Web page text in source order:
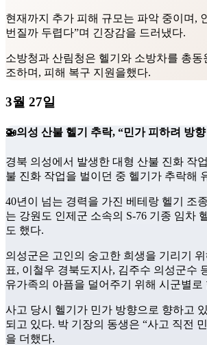
현재까지 추가 피해 규모는 파악 중이며,
번질까 두렵다”며 긴장감을 드러냈다.
소방청과 산림청은 헬기와 소방차를 총
조하며, 피해 복구 지원을했다.
3월 27일
🚁의성 산불 헬기 추락, “민가 피하려 방
경북 의성에서 발생한 대형 산불 진화 작
불 진화 작업을 벌이던 중 헬기가 추락해
40년이 넘는 경력을 가진 베테랑 헬기 조
는 강원도 인제군 소속의 S-76 기종 임차
도 했다.
의성군은 고인의 숭고한 희생을 기리기
표, 이철우 경북도지사, 김주수 의성군수
유가족의 아픔을 덜어주기 위해 시군별
사고 당시 헬기가 민가 방향으로 향하고
되고 있다. 박 기장의 동생은 “사고 직전
을 더했다.